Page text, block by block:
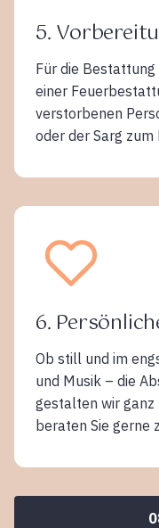
5.
Für die
einer
verstorbenen
oder der Sarg
6.
Ob still und im
und Musik – die
gestalten wir ganz
beraten Sie gerne